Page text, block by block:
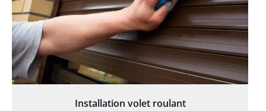
Installation volet roulant